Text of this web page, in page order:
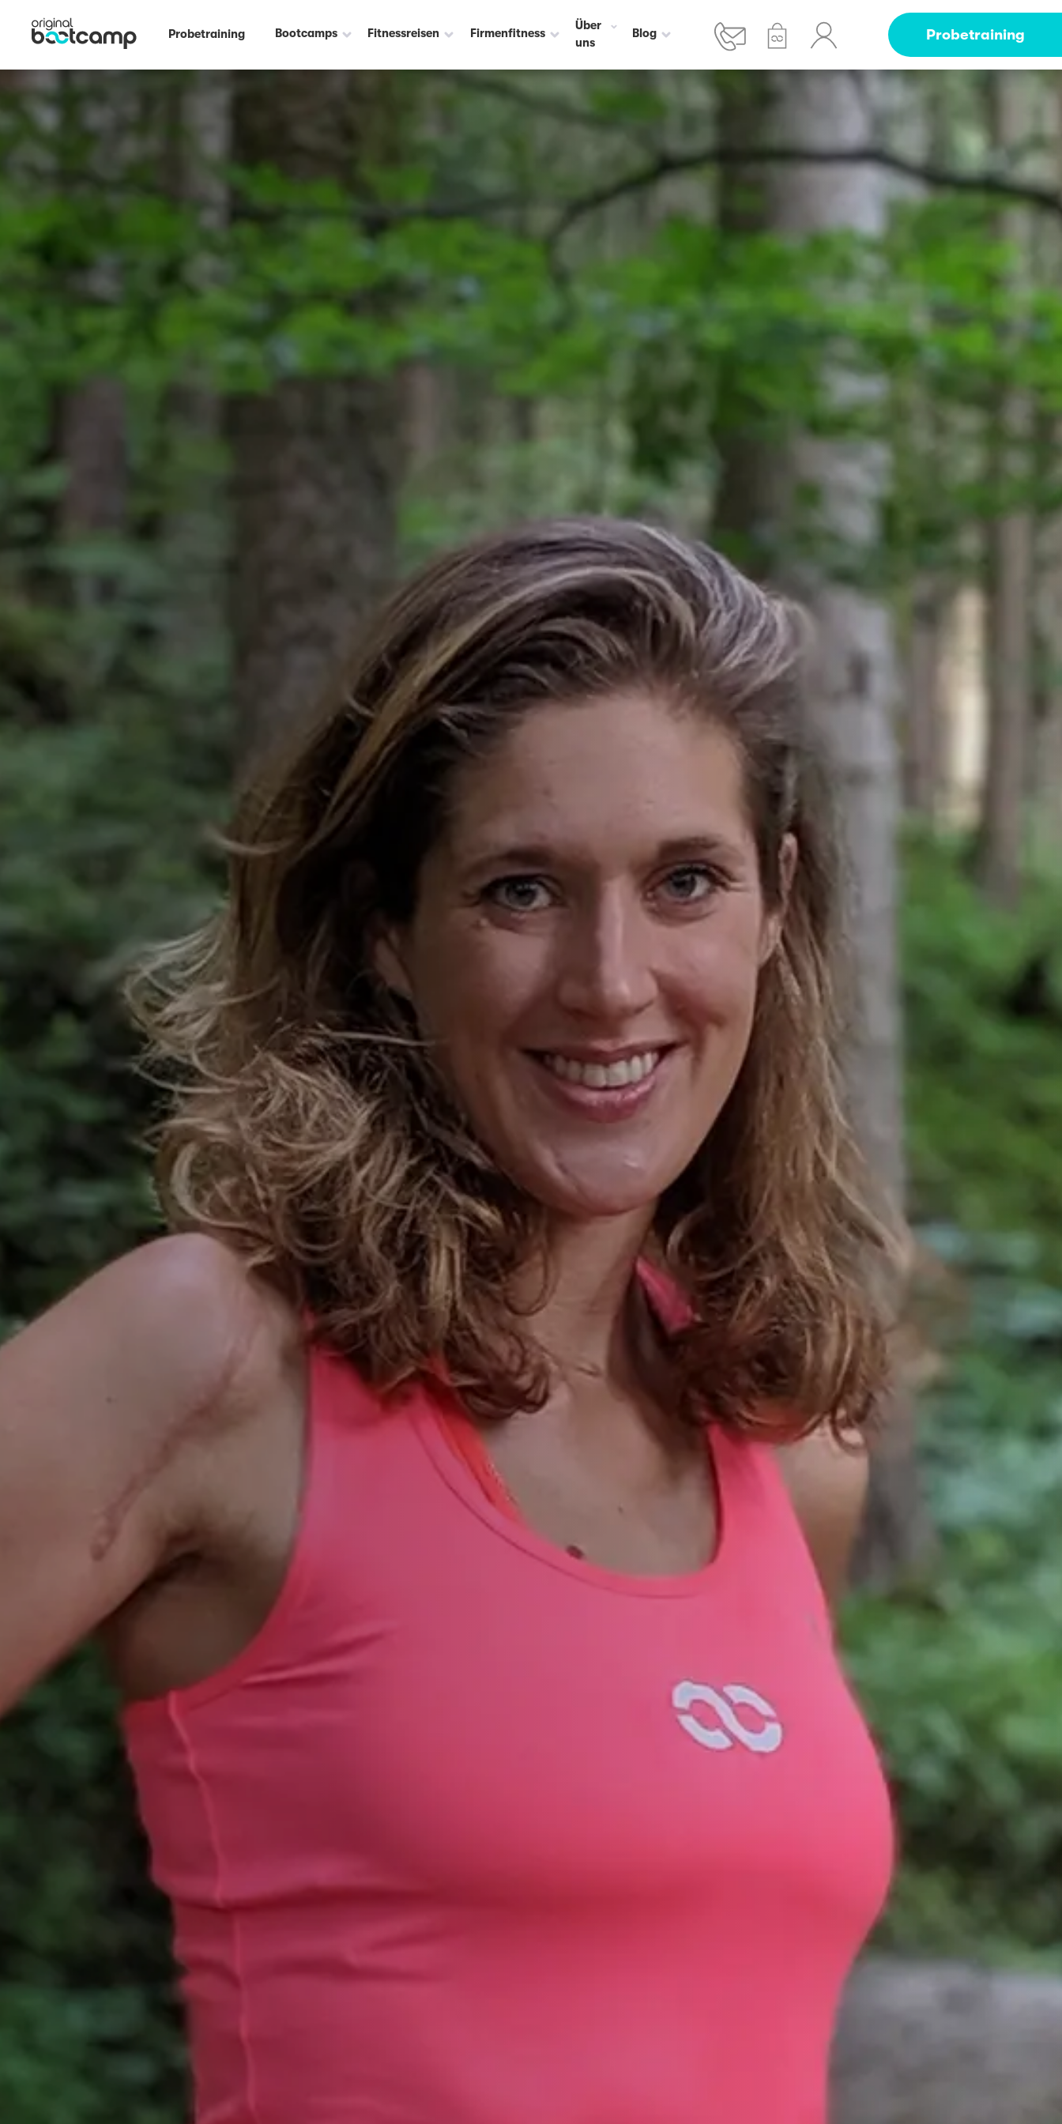
Probetraining Bootcamps Fitnessreisen Firmenfitness
Über
uns
Blog Probetraining